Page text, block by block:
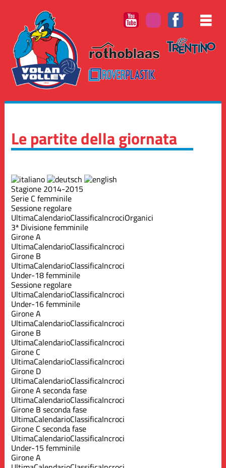
Le partite della giornata
Stagione 2014-2015
Serie C femminile
Sessione regolare
UltimaCalendarioClassificaIncrociOrganici
3ª Divisione femminile
Girone A
UltimaCalendarioClassificaIncroci
Girone B
UltimaCalendarioClassificaIncroci
Under-18 femminile
Sessione regolare
UltimaCalendarioClassificaIncroci
Under-16 femminile
Girone A
UltimaCalendarioClassificaIncroci
Girone B
UltimaCalendarioClassificaIncroci
Girone C
UltimaCalendarioClassificaIncroci
Girone D
UltimaCalendarioClassificaIncroci
Girone A seconda fase
UltimaCalendarioClassificaIncroci
Girone B seconda fase
UltimaCalendarioClassificaIncroci
Girone C seconda fase
UltimaCalendarioClassificaIncroci
Under-15 femminile
Girone A